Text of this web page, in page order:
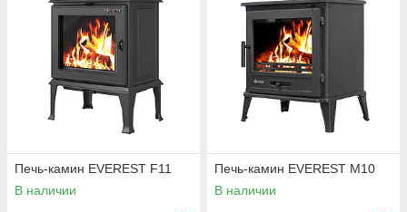
Печь-камин EVEREST F11
В наличии
Печь-камин EVEREST М10
В наличии